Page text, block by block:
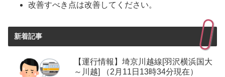
改善すべき点は改善してください。
新着記事
【運行情報】埼京川越線[羽沢横浜国大
～川越] （2月11日13時34分現在）